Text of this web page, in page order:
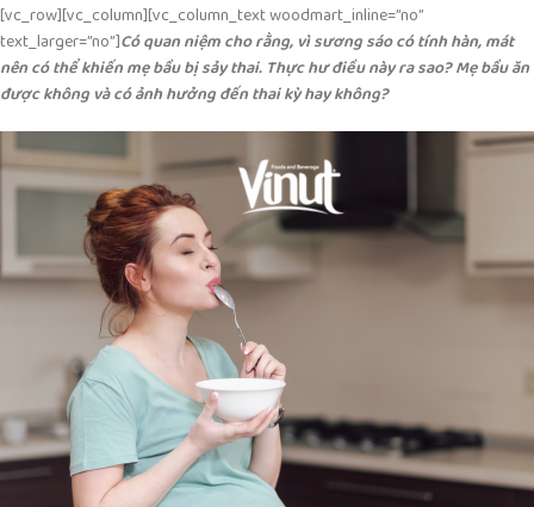
[vc_row][vc_column][vc_column_text woodmart_inline=”no”
text_larger=”no”]Có quan niệm cho rằng, vì sương sáo có tính hàn,mát
nên có thể khiến mẹ bầu bị sảy thai. Thực hư điều này ra sao? Mẹ bầu ăn
được không và có ảnh hưởng đến thai kỳ hay không?